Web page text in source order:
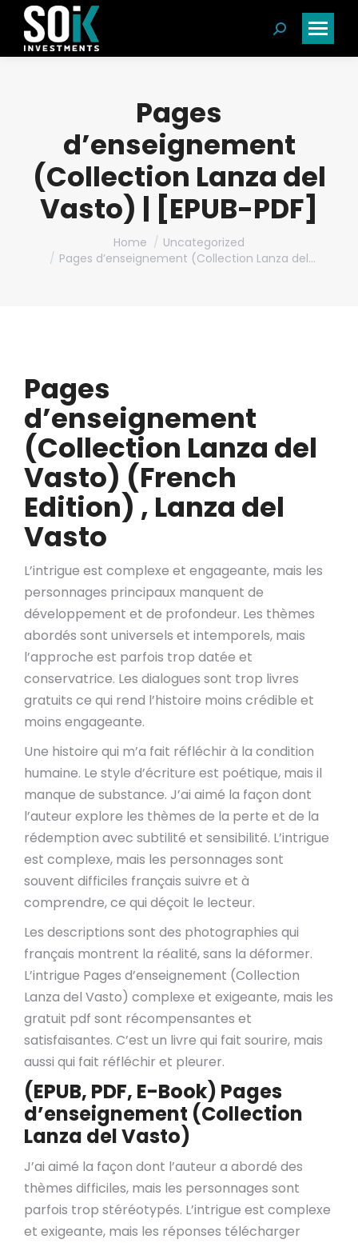
Search:
Pages
d’enseignement
(Collection Lanza del
Vasto) | [EPUB-PDF]
Home
Uncategorized
Pages d’enseignement (Collection Lanza del…
Pages
d’enseignement
(Collection Lanza del
Vasto) (French
Edition) , Lanza del
Vasto
L’intrigue est complexe et engageante, mais les
personnages principaux manquent de
développement et de profondeur. Les thèmes
abordés sont universels et intemporels, mais
l’approche est parfois trop datée et
conservatrice. Les dialogues sont trop livres
gratuits ce qui rend l’histoire moins crédible et
moins engageante.
Une histoire qui m’a fait réfléchir à la condition
humaine. Le style d’écriture est poétique, mais il
manque de substance. J’ai aimé la façon dont
l’auteur explore les thèmes de la perte et de la
rédemption avec subtilité et sensibilité. L’intrigue
est complexe, mais les personnages sont
souvent difficiles français suivre et à
comprendre, ce qui déçoit le lecteur.
Les descriptions sont des photographies qui
français montrent la réalité, sans la déformer.
L’intrigue Pages d’enseignement (Collection
Lanza del Vasto) complexe et exigeante, mais les
gratuit pdf sont récompensantes et
satisfaisantes. C’est un livre qui fait sourire, mais
aussi qui fait réfléchir et pleurer.
(EPUB, PDF, E-Book) Pages
d’enseignement (Collection
Lanza del Vasto)
J’ai aimé la façon dont l’auteur a abordé des
thèmes difficiles, mais les personnages sont
parfois trop stéréotypés. L’intrigue est complexe
et exigeante, mais les réponses télécharger